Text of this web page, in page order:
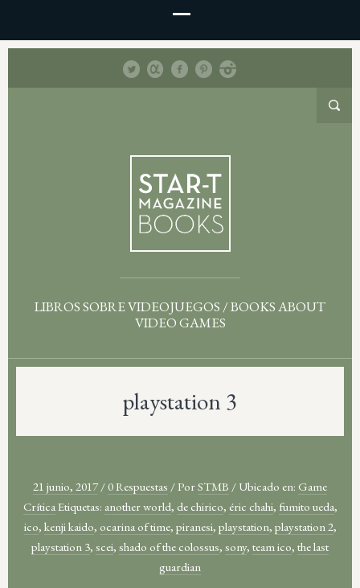
LIBROS SOBRE VIDEOJUEGOS / BOOKS ABOUT
VIDEO GAMES
playstation 3
21 junio, 2017 /0 Respuestas /PorSTMB / Ubicado en: Game
CríticaEtiquetas: another world, de chirico, éric chahi, fumito ueda,
ico, kenji kaido, ocarina of time, piranesi, playstation, playstation 2,
playstation 3, scei, shado of the colossus, sony, team ico, the last
guardian